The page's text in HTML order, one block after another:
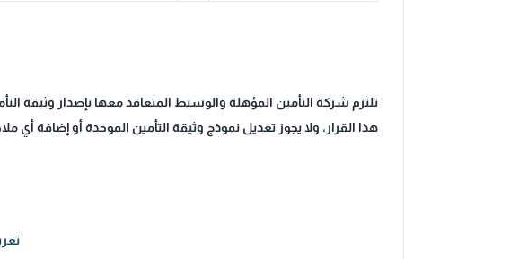
هذا القرار، ولا يجوز تعديل نموذج وثيقة التأمين الموحدة أو إضافة أي